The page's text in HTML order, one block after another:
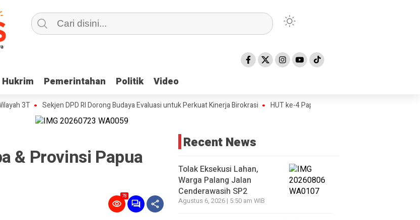
Hukrim Pemerintahan Politik Video
Hukrim Pemerintahan Politik Video
3T Sekjen DPD RI Dorong Budaya Evaluasi untuk Perkuat Kinerja Birokrasi HUT ke-4 Papua Tengah Jadi Titik Awal Program
& Provinsi Papua
78
Recent News
Tolak Eksekusi Lahan,
Warga Palang Jalan
Cenderawasih SP2
Agustus 6, 2026 | 5:50 am WIB